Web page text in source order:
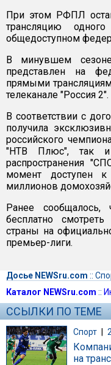
При этом РФПЛ
трансляцию
общедоступном
В минувшем
представлен на
прямыми
телеканале "Россия 2".
В соответствии с
получила
российского
"НТВ Плюс", так и
распространения
момент доступен
миллионов
Ранее сообщалось,
бесплатно
страны на
премьер-лиги.
Досье NEWSru.com ::
Каталог NEWSru.com ::
ССЫЛКИ ПО ТЕМЕ
Спорт |
на